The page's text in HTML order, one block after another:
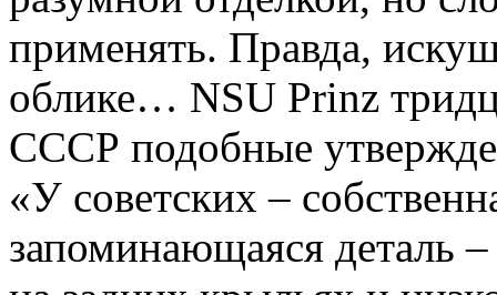
применять. Правда,
облике… NSU Prinz
СССР подобные
«У советских –
запоминающаяся деталь